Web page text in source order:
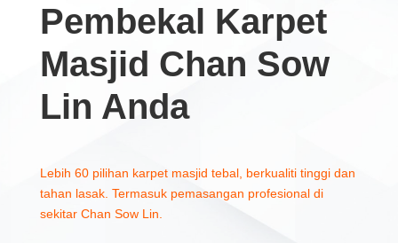
Pembekal Karpet
Masjid Chan Sow
Lin Anda
Lebih 60 pilihan karpet masjid tebal, berkualiti tinggi dan
tahan lasak. Termasuk pemasangan profesional di
sekitar Chan Sow Lin.